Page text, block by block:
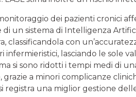
dei pazienti cronici
di un sistema di Intelligenza
classificandola con
infermieristici, lasciando le sole
si sono ridotti i tempi medi di
grazie a minori complicanze
registra una miglior gestione